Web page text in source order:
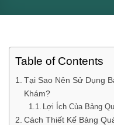
Table of Contents
Tại Sao Nên Sử Dụng
Khám?
Lợi Ích Của Bảng
Cách Thiết Kế Bảng